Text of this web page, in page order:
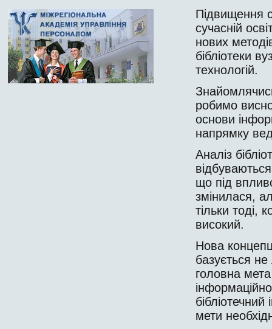
Підвищення
сучасній
нових
бібліотеки
технологій.
робимо
основи
напрямку
Аналіз
що під
змінилася,
тільки тоді,
високий.
Нова
базується не
головна
мети